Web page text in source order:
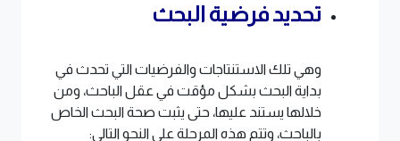
تحديد فرضية البحث
وهي تلك الاستنتاجات والفرضيات التي تحدث في
بداية البحث بشكل مؤقت في عقل الباحث، ومن
خلالها يستند عليها، حتى يثبت صحة البحث الخاص
بالباحث، وتتم هذه المرحلة على النحو التالي: